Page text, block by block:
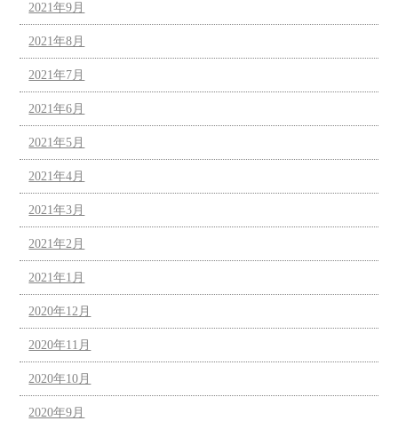
2021年9月
2021年8月
2021年7月
2021年6月
2021年5月
2021年4月
2021年3月
2021年2月
2021年1月
2020年12月
2020年11月
2020年10月
2020年9月